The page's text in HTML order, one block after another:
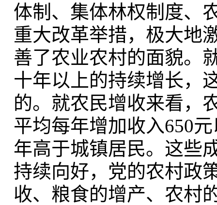
体制、集体林权制度、
重大改革举措，极大地
善了农业农村的面貌。
十年以上的持续增长，
的。就农民增收来看，
平均每年增加收入650
年高于城镇居民。这些
持续向好，党的农村政
收、粮食的增产、农村